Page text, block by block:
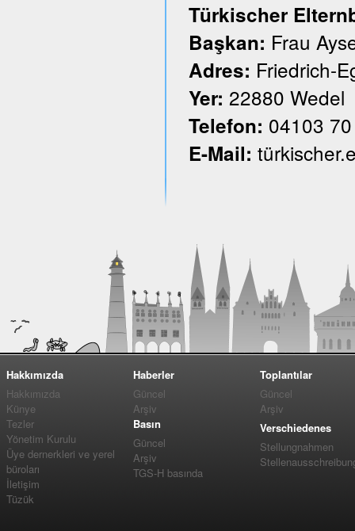
Türkischer
Başkan: Frau
Adres: Friedrich-
Yer: 22880 Wedel
Telefon: 04103
E-Mail:
Hakkımızda
Hakkımızda
Künye
Tezler
Yönetim Kurulu
Üye dernerkleri ve yerel
büroları
İletişim
Tüzük
Haberler
Güncel
Arşiv
Basın
Güncel
Arşiv
TGS-H basında
Toplantılar
Güncel
Arşiv
Verschiedenes
Stellungnahmen